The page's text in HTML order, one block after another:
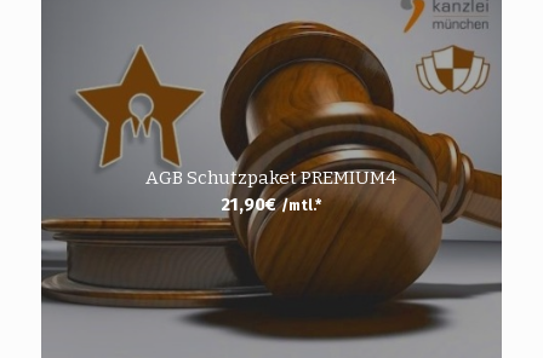
AGB Schutzpaket PREMIUM4
21,90€ /mtl.*